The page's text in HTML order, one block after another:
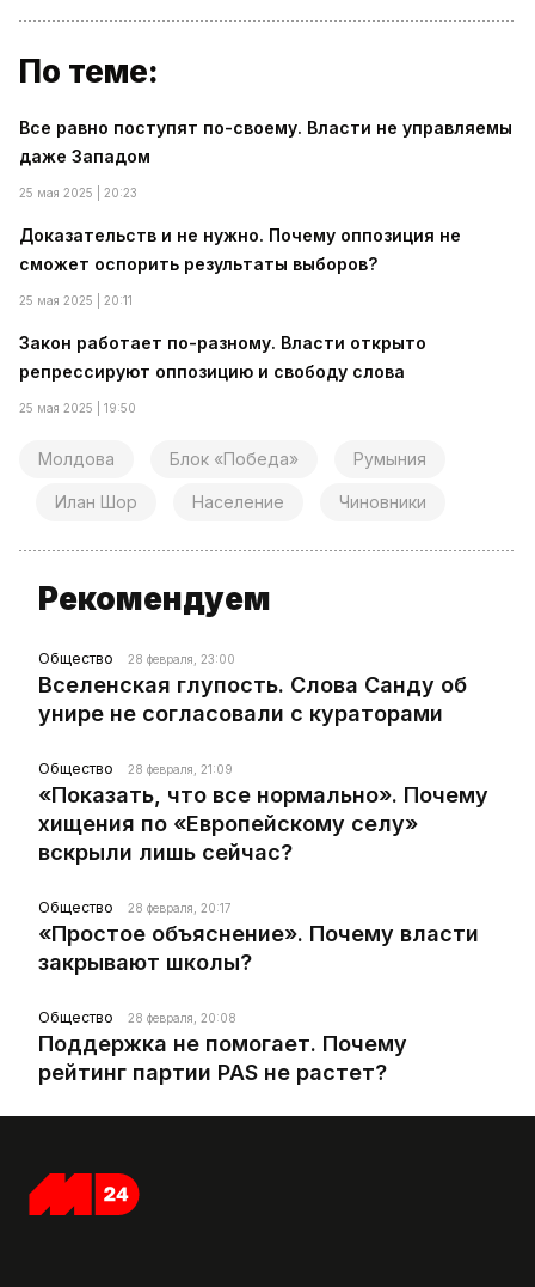
По теме:
Все равно поступят по-своему. Власти не управляемы
даже Западом
25 мая 2025 | 20:23
Доказательств и не нужно. Почему оппозиция не
сможет оспорить результаты выборов?
25 мая 2025 | 20:11
Закон работает по-разному. Власти открыто
репрессируют оппозицию и свободу слова
25 мая 2025 | 19:50
Молдова Блок «Победа» Румыния
Илан Шор Население Чиновники
Рекомендуем
Общество 28 февраля, 23:00
Вселенская глупость. Слова Санду об
унире не согласовали с кураторами
Общество 28 февраля, 21:09
«Показать, что все нормально». Почему
хищения по «Европейскому селу»
вскрыли лишь сейчас?
Общество 28 февраля, 20:17
«Простое объяснение». Почему власти
закрывают школы?
Общество 28 февраля, 20:08
Поддержка не помогает. Почему
рейтинг партии PAS не растет?